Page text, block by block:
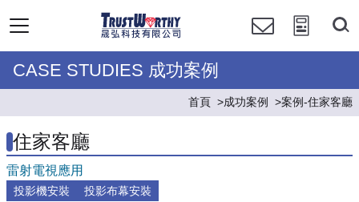
CASE STUDIES 成功案例
首頁 成功案例 案例-住家客廳
住家客廳
雷射電視應用
投影機安裝 投影布幕安裝